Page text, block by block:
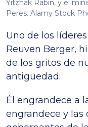
Yitzhak Rabin, y el
Peres. Alamy Stock
Uno de los
Reuven Berger,
de los gritos de
antigüedad:
Él engrandece a
engrandece y las